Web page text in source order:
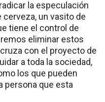
la especulación
un vasito de
tiene el control de
eliminar estos
con el proyecto de
a toda la sociedad,
los que pueden
persona que esta